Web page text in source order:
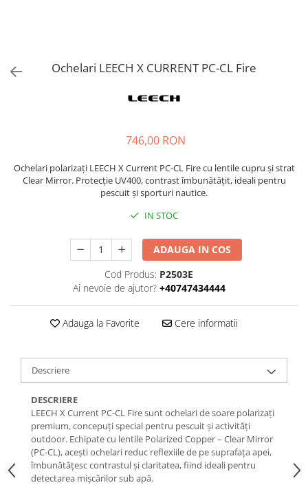
Ochelari LEECH X CURRENT PC-CL Fire
746,00 RON
Ochelari polarizați LEECH X Current PC-CL Fire cu lentile cupru și strat
Clear Mirror. Protecție UV400, contrast îmbunătățit, ideali pentru
pescuit și sporturi nautice.
IN STOC
ADAUGA IN COS
Cod Produs: P2503E
Ai nevoie de ajutor? +40747434444
Adauga la Favorite Cere informatii
Descriere
DESCRIERE
LEECH X Current PC-CL Fire sunt ochelari de soare polarizați
premium, concepuți special pentru pescuit și activități
outdoor. Echipate cu lentile Polarized Copper – Clear Mirror
(PC-CL), acești ochelari reduc reflexiile de pe suprafața apei,
îmbunătățesc contrastul și claritatea, fiind ideali pentru
detectarea mișcărilor sub apă.